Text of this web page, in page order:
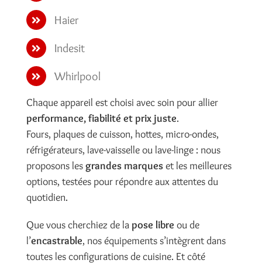
Haier
Indesit
Whirlpool
Chaque appareil est choisi avec soin pour allier
performance, fiabilité et prix juste.
Fours, plaques de cuisson, hottes, micro-ondes,
réfrigérateurs, lave-vaisselle ou lave-linge : nous
proposons lesgrandes marqueset les meilleures
options, testées pour répondre aux attentes du
quotidien.
Que vous cherchiez de la pose libre ou de
l’encastrable, nos équipements s’intègrent dans
toutes les configurations de cuisine. Et côté